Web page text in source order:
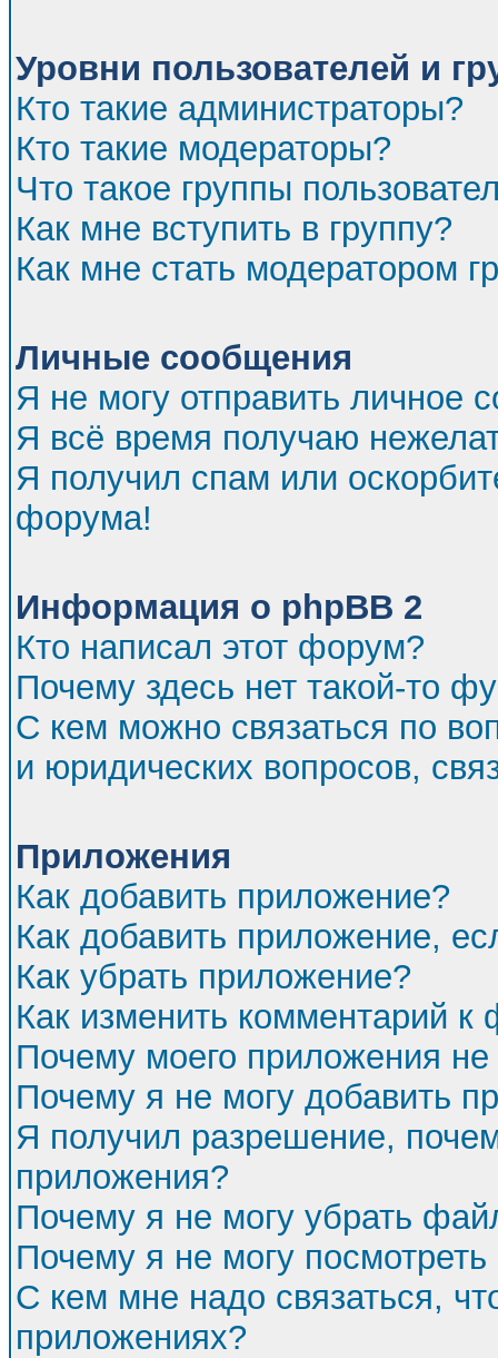
Уровни пользователей и
Кто такие администраторы?
Кто такие модераторы?
Что такое группы
Как мне вступить в группу?
Как мне стать модератором
Личные сообщения
Я не могу отправить личное
Я всё время получаю
Я получил спам или
форума!
Информация о phpBB 2
Кто написал этот форум?
Почему здесь нет такой-то
С кем можно связаться по
и юридических вопросов,
Приложения
Как добавить приложение?
Как добавить приложение,
Как убрать приложение?
Как изменить комментарий к
Почему моего приложения не
Почему я не могу добавить
Я получил разрешение,
приложения?
Почему я не могу убрать
Почему я не могу
С кем мне надо связаться,
приложениях?